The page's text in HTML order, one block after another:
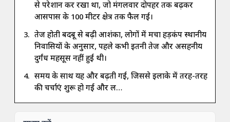
से परेशान कर रखा था, जो मंगलवार दोपहर तक बढ़कर
आसपास के 100 मीटर क्षेत्र तक फैल गई।
तेज होती बदबू से बढ़ी आशंका, लोगों में मचा हड़कंप स्थानीय
निवासियों के अनुसार, पहले कभी इतनी तेज और असहनीय
दुर्गंध महसूस नहीं हुई थी।
समय के साथ यह और बढ़ती गई, जिससे इलाके में तरह-तरह
की चर्चाएं शुरू हो गईं और ल…